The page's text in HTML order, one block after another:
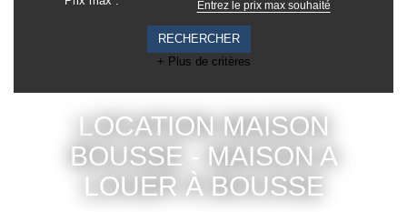
CONTACT
EXTRANET
Prix max :
+ Plus de critères
LOCATION MAISON
BOUSSE - MAISON A
LOUER À BOUSSE